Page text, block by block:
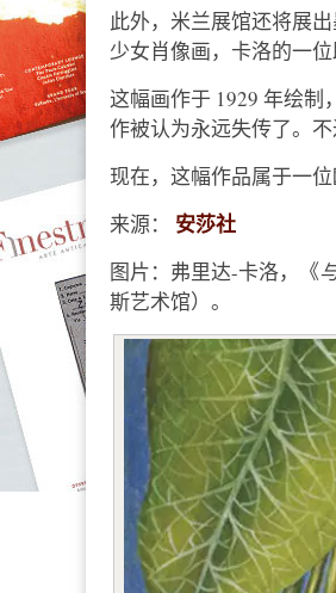
此外，米兰展馆还将展
少女肖像画，卡洛的一
这幅画作于 1929 年绘
作被认为永远失传了。
现在，这幅作品属于一
来源：
安莎社
图片：弗里达-卡洛，《
斯艺术馆）。